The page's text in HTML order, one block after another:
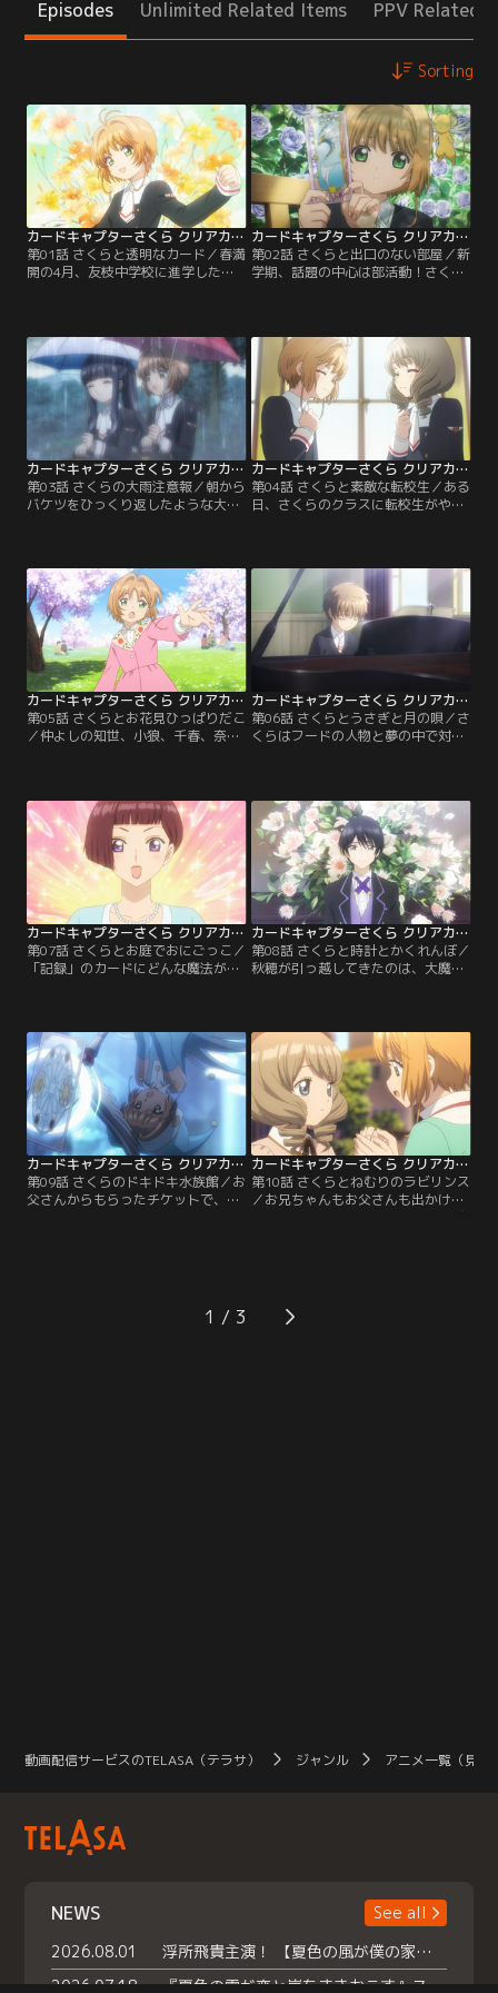
Episodes Unlimited Related Items PPV Related
Sorting
カードキャプターさくら クリアカード編 第01話
第01話 さくらと透明なカード／春満
開の4月、友枝中学校に進学したさ
ードをかぶった人が現れ、目覚める
と「さくらカード」はすべて透明に
なっていた。再び不思議な出来事が
起こり、さくらは無我夢中で、夢で
手にした杖で魔法を使う！
カードキャプターさくら クリアカード編 第02話
第02話 さくらと出口のない部屋／新
学期、話題の中心は部活動！さくら
知世と一緒に、千春からもらったレ
シピでレアチーズケーキ作りに挑
戦。おいしくできたけど、桃矢につ
まみ食いされてしまう。そんな中、
さくらの部屋で異変が起こり…！？
カードキャプターさくら クリアカード編 第03話
第03話 さくらの大雨注意報／朝から
バケツをひっくり返したような大雨
これってもしかしてカードのしわ
ざ？知世がもしものために持ってい
たコスチュームに着替えて準備万端
のさくらだが、一気に雨がふたりに
襲いかかってきた！
カードキャプターさくら クリアカード編 第04話
第04話 さくらと素敵な転校生／ある
日、さくらのクラスに転校生がやっ
いという女の子。早速お弁当を一緒
に食べ、お友達になれそうな予感に
心躍るさくら。そんな午後の授業
中、ふと窓を見たら木が校庭を歩い
ていて…！
カードキャプターさくら クリアカード編 第05話
第05話 さくらとお花見ひっぱりだこ
／仲よしの知世、小狼、千春、奈緒
握るさくらはうきうき。転校してき
たばかりの秋穂も誘って集合した
ら、誰かに背中をひっぱられるみた
いで…。これもカードのしわざな
の？
カードキャプターさくら クリアカード編 第06話
第06話 さくらとうさぎと月の唄／さ
くらはフードの人物と夢の中で対じ
と、みんなで放課後に音楽室へ。小
狼がピアノを弾けると知って思わず
伴奏をリクエストするさくら。知世
と秋穂の歌声が心地よくさくらを包
んでいく。
カードキャプターさくら クリアカード編 第07話
第07話 さくらとお庭でおにごっこ／
「記録」のカードにどんな魔法があ
後、お庭で知世と一緒にカードを試
してみることに。一方、知世も新し
いカメラを初披露！大道寺トイズが
開発した新型カメラが空を飛ぶ中、
カードの気配を感じたさくら
は…！？
カードキャプターさくら クリアカード編 第08話
第08話 さくらと時計とかくれんぼ／
秋穂が引っ越してきたのは、大魔法
えたのは、秋穂の世話をする海渡と
いう執事だった。秋穂は一族が集め
た本を納めた書庫を案内してくれる
が、カードの気配をたどった先は本
が棚ごとなくなっていた。
カードキャプターさくら クリアカード編 第09話
第09話 さくらのドキドキ水族館／お
父さんからもらったチケットで、小
トをしているカフェで鉢合わせて、
ちょっと気まずい雰囲気に。と、思
カードキャプターさくら クリアカード編 第10話
第10話 さくらとねむりのラビリンス
／お兄ちゃんもお父さんも出かけて
いない夜、秋穂がさくらの家に遊び
さくらは、秋穂のためにもかならず
カードを捕まえると決意。「飛翔」
1
動画配信サービスのTELASA（テラサ） ジャンル アニメ一覧（見放
NEWS
See all
2026.08.01
浮所飛貴主演！ 【夏色の風が僕の家にやってきた】 本日よりテラサで独占配信スタート！
2026.07.18
『夏色の雲が恋と嵐をまきおこす』スペシャルメイキング 【Part1】2026年７月18日（土）23時30分～配信スタート！話題のシーンの裏側を大公開！豪華キャスト大集合！ 『武宮家 真夏の家族会議』開催！